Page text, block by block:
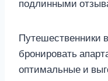
подлинными
Путешественники
бронировать
оптимальные и